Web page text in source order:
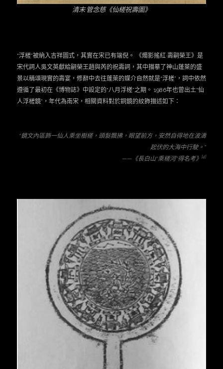
清末·管念慈《仙槎祝壽圖》
“浮槎”被納入吉祥圖式，其實在宋已有端倪。 《燭影搖紅·壽嗣榮王》是
宋代詞人吳文英獻給嗣榮王趙與芮的祝壽詞，其中描摹了神山蓬萊的盛
景以稱頌現實的壽宴，修辭中去往蓬萊的媒介自然就是“浮槎”，詞中依然
遵循了最初在《博物誌》中設定的“八月浮槎”之期。 1986年也曾出土“仙
人浮槎鏡”，年代為南宋，相關資料對於銅鏡的紋飾描述如下：
“鏡文內區飾一仙人乘坐樹槎，頭髮飄拂，眼望前方，安然自得地在波濤
起伏的大海中行駛。”
—— 《長白山“乘槎河”得名考》[4]